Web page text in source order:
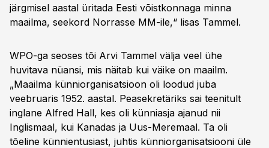
järgmisel aastal üritada Eesti võistkonnaga minna
maailma, seekord Norrasse MM-ile,“ lisas Tammel.
WPO-ga seoses tõi Arvi Tammel välja veel ühe
huvitava nüansi, mis näitab kui väike on maailm.
„Maailma künniorganisatsioon oli loodud juba
veebruaris 1952. aastal. Peasekretäriks sai teenitult
inglane Alfred Hall, kes oli künniasja ajanud nii
Inglismaal, kui Kanadas ja Uus-Meremaal. Ta oli
tõeline künnientusiast, juhtis künniorganisatsiooni üle